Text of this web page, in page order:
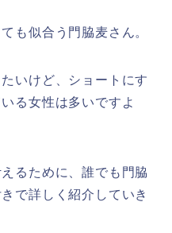
も似合う門脇麦さん。
いけど、ショートにす
る女性は多いですよ
るために、誰でも門脇
で詳しく紹介していき